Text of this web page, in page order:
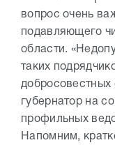
вопрос очень
подавляющего
области.
таких
добросовестных
губернатор на
профильных
Напомним,